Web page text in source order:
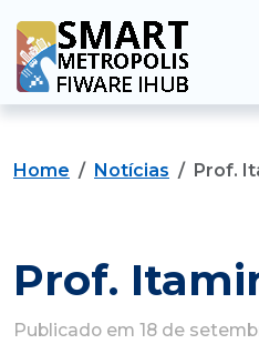
Home Notícias Prof.
Prof.
Publicado em 18 de